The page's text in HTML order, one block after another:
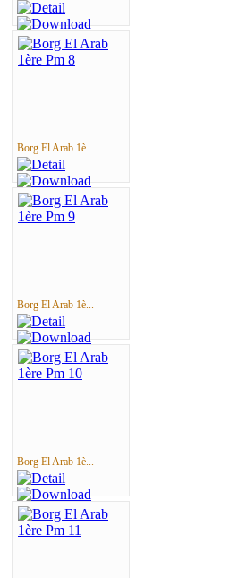
Borg El Arab 1è...
Borg El Arab 1è...
Borg El Arab 1è...